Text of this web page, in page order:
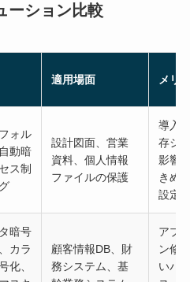
ーション比較
適用場面 メリ
ォル
動暗
ス制
設計図面、営業
資料、個人情報
ファイルの保護
導入
存シ
影響
きめ
設定
暗号
カラ
化、
顧客情報DB、財
務システム、基
アプ
ン修
いパ